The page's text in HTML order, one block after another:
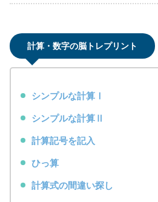
計算・数字の脳トレプリント
シンプルな計算Ⅰ
シンプルな計算Ⅱ
計算記号を記入
ひっ算
計算式の間違い探し